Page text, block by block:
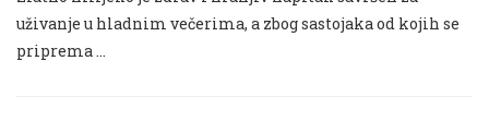
uživanje u hladnim večerima, a zbog sastojaka od kojih se
priprema …